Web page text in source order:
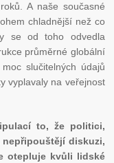
A naše současné
chladnější než co
se od toho odvedla
průměrné globální
slučitelných údajů
vyplavaly na veřejnost
to, že politici,
diskuzi,
otepluje kvůli lidské